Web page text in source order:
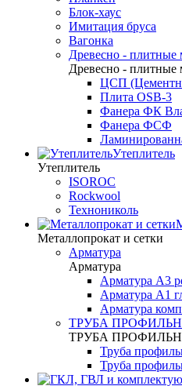
Блок-хаус
Имитация бруса
Вагонка
Древесно - плитные
Древесно - плитные
ЦСП
Плита OSB-3
Фанера ФК
Фанера ФСФ
Утеплитель
Утеплитель
ISOROC
Rockwool
Технониколь
Металлопрокат и сетки
Арматура
Арматура
Арматура А3
Арматура А1
Арматура
ТРУБА
ТРУБА
Труба
Труба